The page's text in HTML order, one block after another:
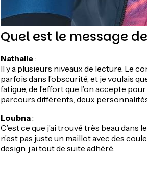
Quel est le message
Nathalie:
Il y a plusieurs niveaux de lecture. Le
parfois dans l’obscurité, et je voulais
fatigue, de l’effort que l’on accepte
parcours différents, deux
Loubna:
C’est ce que j’ai trouvé très beau
n’est pas juste un maillot avec des
design, j’ai tout de suite adhéré.